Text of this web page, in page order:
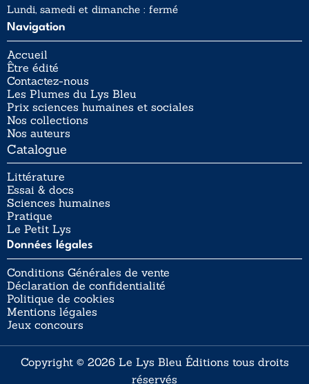
Lundi, samedi et dimanche : fermé
Navigation
Accueil
Être édité
Contactez-nous
Les Plumes du Lys Bleu
Prix sciences humaines et sociales
Nos collections
Nos auteurs
Catalogue
Littérature
Essai & docs
Sciences humaines
Pratique
Le Petit Lys
Données légales
Conditions Générales de vente
Déclaration de confidentialité
Politique de cookies
Mentions légales
Jeux concours
Copyright © 2026 Le Lys Bleu Éditions tous droits
réservés